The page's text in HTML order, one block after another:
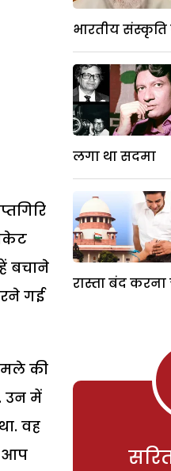
बचाने
गई
की
उन में
वह
आप
भारतीय संस्कृति
लगा था सदमा
रास्ता बंद करना